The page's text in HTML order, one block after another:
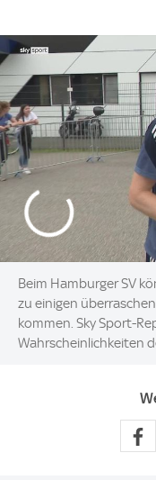
Beim Hamburger SV
zu einigen
kommen. Sky Sport-
Wahrscheinlichkeiten